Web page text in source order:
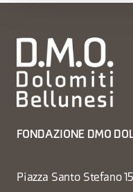
FONDAZIONE DMO
Piazza Santo Stefano